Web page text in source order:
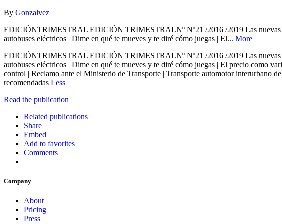
By Gonzalvez
EDICIÓNTRIMESTRAL EDICIÓN TRIMESTRALNº Nº21 /2016 /2019 Las nuevas
autobuses eléctricos | Dime en qué te mueves y te diré cómo juegas | El... More
EDICIÓNTRIMESTRAL EDICIÓN TRIMESTRALNº Nº21 /2016 /2019 Las nuevas
autobuses eléctricos | Dime en qué te mueves y te diré cómo juegas | El precio como
control | Reclamo ante el Ministerio de Transporte | Transporte automotor interurbano
recomendadas Less
Read the publication
Related publications
Share
Embed
Add to favorites
Comments
Company
About
Pricing
Press